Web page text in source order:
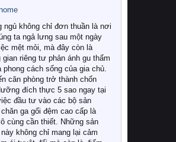
ngủ không chỉ đơn thuần là nơi
ta ngả lưng sau một ngày
mệt mỏi, mà đây còn là
gian riêng tư phản ánh gu thẩm
phong cách sống của gia chủ.
căn phòng trở thành chốn
đích thực 5 sao ngay tại
đầu tư vào các bộ sản
ga gối đệm cao cấp là
cùng cần thiết. Những sản
không chỉ mang lại cảm